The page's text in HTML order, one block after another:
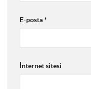
E-posta*
İnternet sitesi